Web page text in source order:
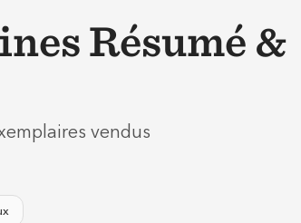
Résumé &
vendus